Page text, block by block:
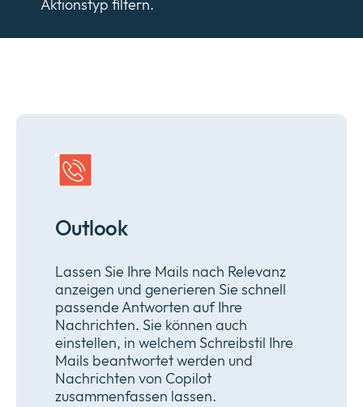
Aktionstyp filtern.
Outlook
Lassen Sie Ihre Mails nach Relevanz
anzeigen und generieren Sie schnell
passende Antworten auf Ihre
Nachrichten. Sie können auch
einstellen, in welchem Schreibstil Ihre
Mails beantwortet werden und
Nachrichten von Copilot
zusammenfassen lassen.